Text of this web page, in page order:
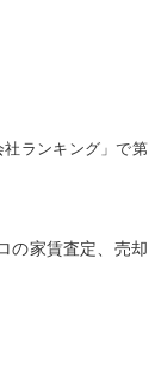
ランキング」で第
の家賃査定、売却